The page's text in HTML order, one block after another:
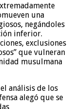
una
negándoles
inferior.
exclusiones
que vulneran
musulmana
análisis de los
alegó que se